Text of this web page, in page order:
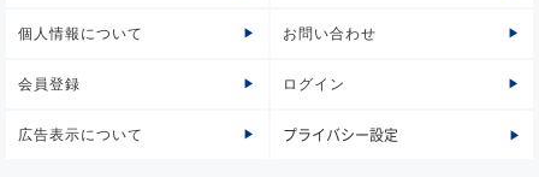
個人情報について お問い合わせ
会員登録 ログイン
広告表示について プライバシー設定